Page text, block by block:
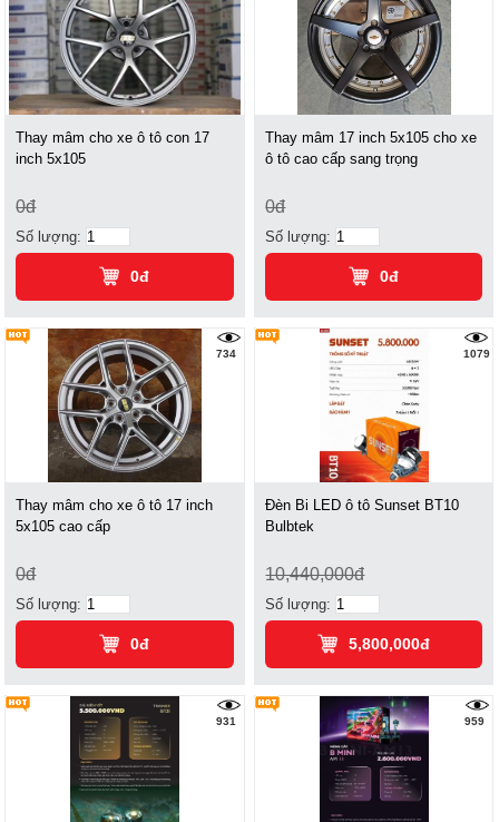
Thay mâm cho xe ô tô con 17
inch 5x105
0đ
Số lượng:
0đ
Thay mâm 17 inch 5x105 cho xe
ô tô cao cấp sang trọng
0đ
Số lượng:
0đ
734
Thay mâm cho xe ô tô 17 inch
5x105 cao cấp
0đ
Số lượng:
0đ
1079
Đèn Bi LED ô tô Sunset BT10
Bulbtek
10,440,000đ
Số lượng:
5,800,000đ
931 959